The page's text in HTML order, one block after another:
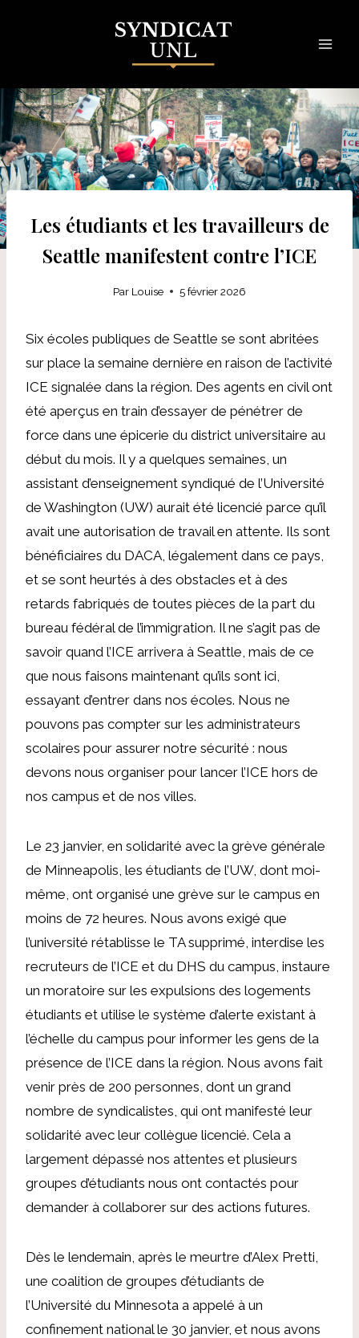
Les étudiants et les travailleurs de
Seattle manifestent contre l’ICE
Par Louise 5 février 2026
Six écoles publiques de Seattle se sont abritées
sur place la semaine dernière en raison de l’activité
ICE signalée dans la région. Des agents en civil ont
été aperçus en train d’essayer de pénétrer de
force dans une épicerie du district universitaire au
début du mois. Il y a quelques semaines, un
assistant d’enseignement syndiqué de l’Université
de Washington (UW) aurait été licencié parce qu’il
avait une autorisation de travail en attente. Ils sont
bénéficiaires du DACA, légalement dans ce pays,
et se sont heurtés à des obstacles et à des
retards fabriqués de toutes pièces de la part du
bureau fédéral de l’immigration. Il ne s’agit pas de
savoir quand l’ICE arrivera à Seattle, mais de ce
que nous faisons maintenant qu’ils sont ici,
essayant d’entrer dans nos écoles. Nous ne
pouvons pas compter sur les administrateurs
scolaires pour assurer notre sécurité : nous
devons nous organiser pour lancer l’ICE hors de
nos campus et de nos villes.
Le 23 janvier, en solidarité avec la grève générale
de Minneapolis, les étudiants de l’UW, dont moi-
même, ont organisé une grève sur le campus en
moins de 72 heures. Nous avons exigé que
l’université rétablisse le TA supprimé, interdise les
recruteurs de l’ICE et du DHS du campus, instaure
un moratoire sur les expulsions des logements
étudiants et utilise le système d’alerte existant à
l’échelle du campus pour informer les gens de la
présence de l’ICE dans la région. Nous avons fait
venir près de 200 personnes, dont un grand
nombre de syndicalistes, qui ont manifesté leur
solidarité avec leur collègue licencié. Cela a
largement dépassé nos attentes et plusieurs
groupes d’étudiants nous ont contactés pour
demander à collaborer sur des actions futures.
Dès le lendemain, après le meurtre d’Alex Pretti,
une coalition de groupes d’étudiants de
l’Université du Minnesota a appelé à un
confinement national le 30 janvier, et nous avons